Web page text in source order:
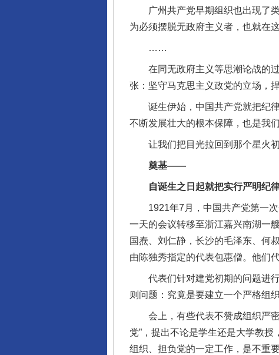
广州共产党早期组织也出现了类
为必须摆脱无政府主义者，也就在
……
在同无政府主义等思潮论战的过
张：坚守马克思主义政党的立场，
诞生伊始，中国共产党就把纪律
不断发展壮大的根本保障，也是我
让我们把目光拉回到那个星火
奠基——
自诞生之日起就把实行严明纪律
1921年7月，中国共产党第一次
一天的会议转移至浙江嘉兴南湖一
国焘、刘仁静，长沙的毛泽东、何
由陈独秀指定的代表包惠僧。他们
代表们针对建党初期的问题进行
则问题：究竟是要建立一个严格组
会上，有些代表不赞成组织严密
党”，提出不论是学生还是大学教
组织、担负党的一定工作，是不重